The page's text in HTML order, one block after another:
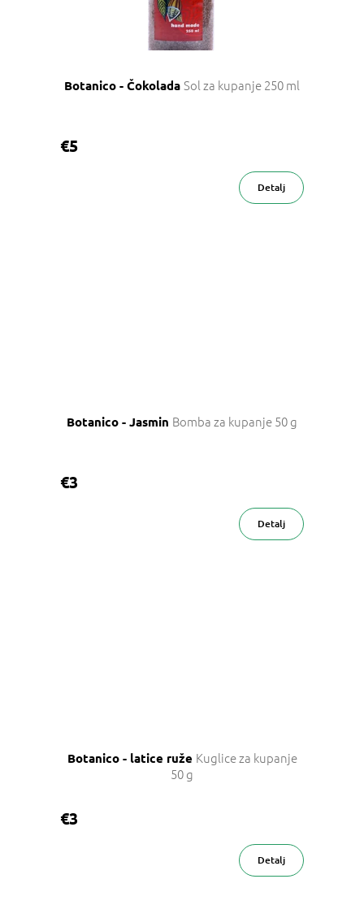
Botanico - Čokolada Sol za kupanje 250 ml
€5
Detalj
Botanico - Jasmin Bomba za kupanje 50 g
€3
Detalj
Botanico - latice ruže Kuglice za kupanje
50 g
€3
Detalj